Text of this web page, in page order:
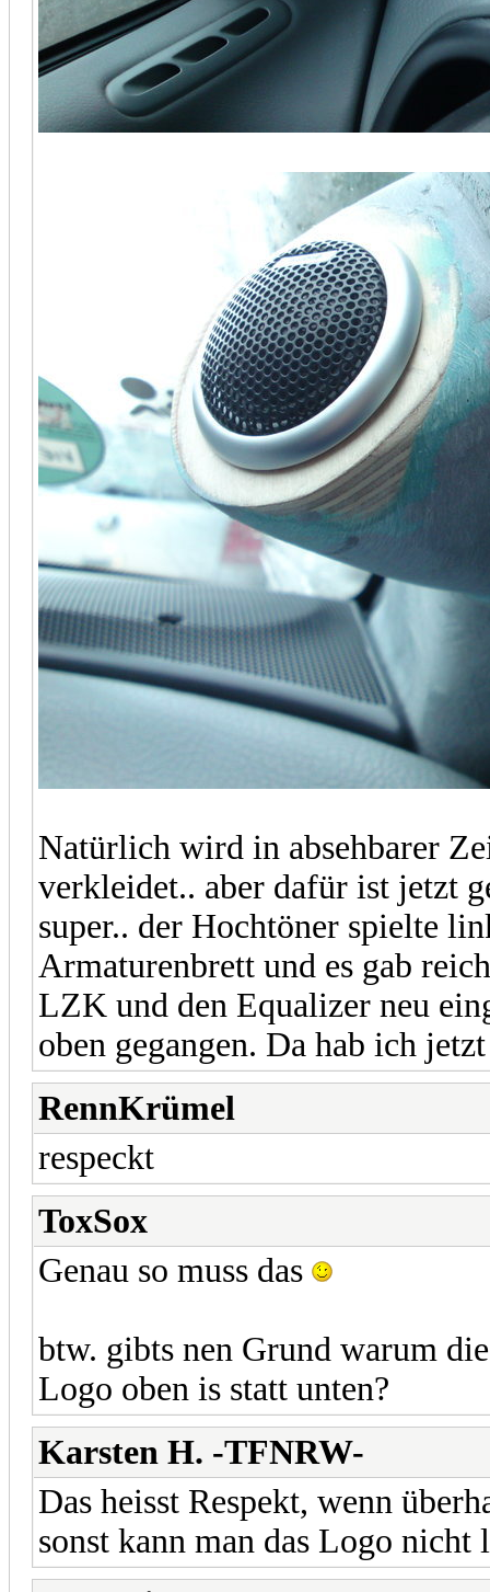
Natürlich wird in absehbarer
verkleidet.. aber dafür ist jetzt
super.. der Hochtöner spielte
Armaturenbrett und es gab
LZK und den Equalizer neu
oben gegangen. Da hab ich
RennKrümel
respeckt
ToxSox
Genau so muss das
btw. gibts nen Grund warum
Logo oben is statt unten?
Karsten H. -TFNRW-
Das heisst Respekt, wenn
sonst kann man das Logo nicht